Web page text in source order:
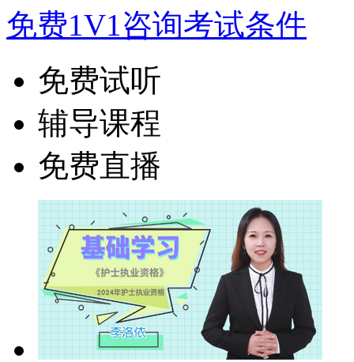
免费1V1咨询考试条件
免费试听
辅导课程
免费直播